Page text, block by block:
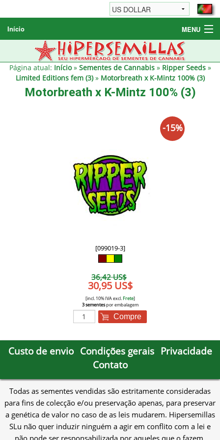
Início MENU
Sementes de Cannabis
Sementes Diversas
Página atual: Início» Sementes de Cannabis» Ripper Seeds»
Limited Editions fem (3)» Motorbreath x K-Mintz 100% (3)
Motorbreath x K-Mintz 100% (3)
[099019-3]
36,42 US$
30,95 US$
[incl. 10% IVA excl. Frete]
3 sementespor embalagem
Compre
-15%
Custo de envio Condições gerais Privacidade
Contato
Todas as sementes vendidas são estritamente consideradas
para fins de colecção e/ou preservação apenas, para preservar
a genética de valor no caso de as leis mudarem. Hipersemillas
SLu não quer induzir ninguém a agir em conflito com a lei e